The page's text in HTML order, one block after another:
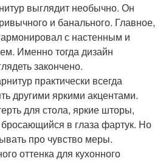
выглядит необычно. Он
и банального. Главное,
с настенным и
Именно тогда дизайн
закончено.
практически всегда
другими яркими акцентами.
для стола, яркие шторы,
в глаза фартук. Но
про чувство меры.
оттенка для кухонного